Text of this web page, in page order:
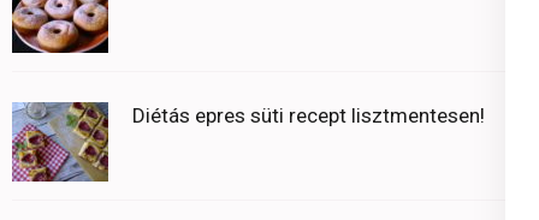
Diétás epres süti recept lisztmentesen!